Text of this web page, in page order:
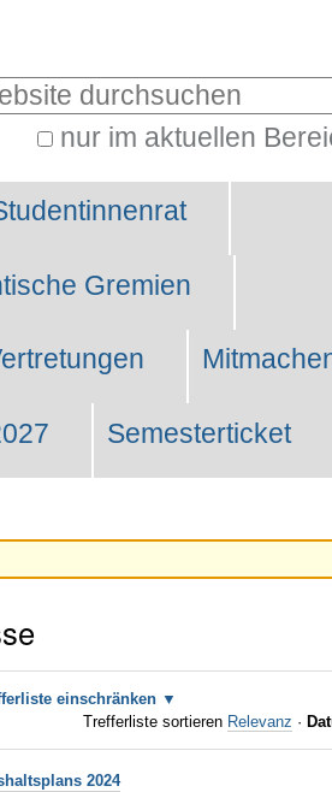
nur im aktuellen
Gremien
Semesterticket
einschränken
Trefferliste sortieren Relevanz ·
2024